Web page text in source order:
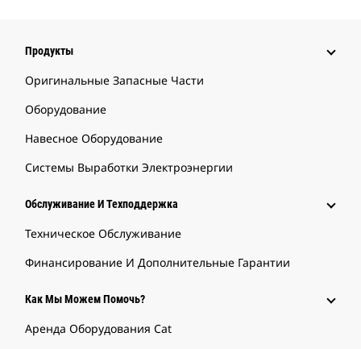
Продукты
Оригинальные Запасные Части
Оборудование
Навесное Оборудование
Системы Выработки Электроэнергии
Обслуживание И Техподдержка
Техническое Обслуживание
Финансирование И Дополнительные Гарантии
Как Мы Можем Помочь?
Аренда Оборудования Cat